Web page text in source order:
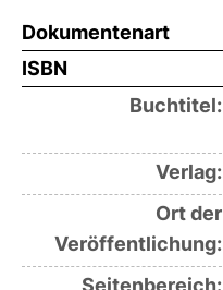
Dokumentenart
ISBN
Buchtitel:
Verlag:
Ort der
Veröffentlichung:
Seitenbereich: